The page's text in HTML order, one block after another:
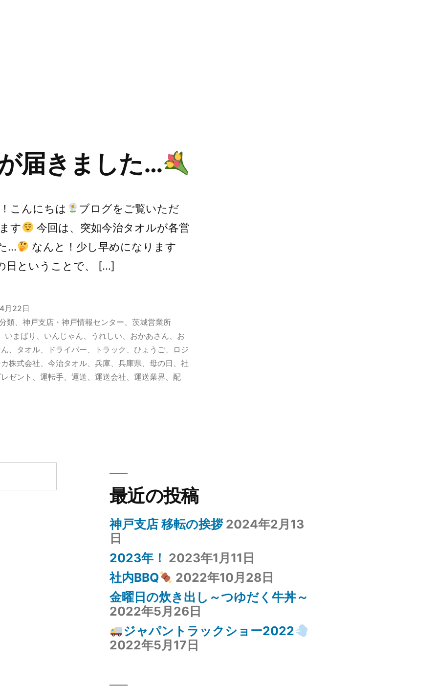
届きました…
こんにちは
ブログをご覧いただ
す
今回は、突如今治タオルが各営
…
なんと！少し早めになります
日ということで、 […]
月22日
類、神戸支店・神戸情報センター、茨城営業所
いまばり 、 いんじゃん、 うれしい、 おかあさん、 お
、 タオル、 ドライバー、 トラック 、 ひょうご、
ロジ
株式会社、今治タオル、兵庫、兵庫県、母の日 、社
ゼント 、運転手、運送 、運送会社、運送業界、 配
最近の投稿
神戸支店 移転の挨拶 2024年2月13
日
2023年！ 2023年1月11日
社内BBQ
2022年10月28日
金曜日の炊き出し～つゆだく牛丼～
2022年5月26日
ジャパントラックショー2022
2022年5月17日